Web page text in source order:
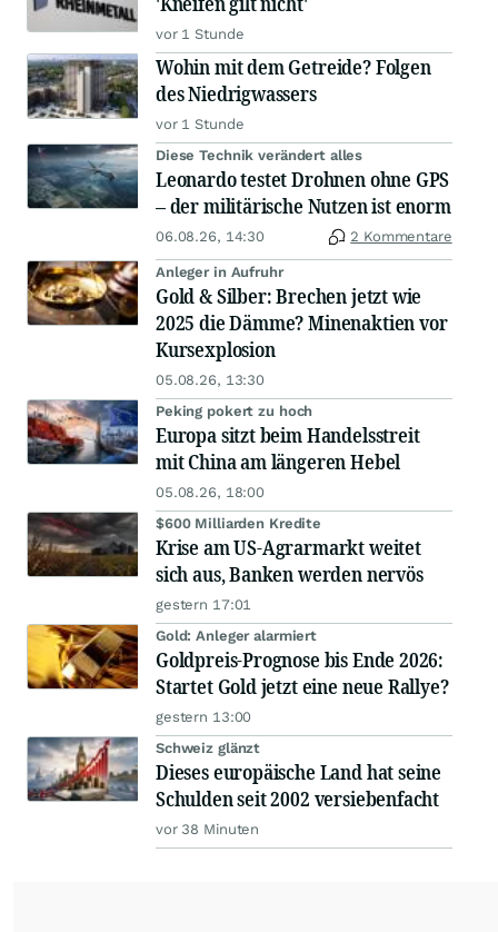
vor 1 Stunde
Wohin mit dem Getreide? Folgen
des Niedrigwassers
vor 1 Stunde
Diese Technik verändert alles
Leonardo testet Drohnen ohne GPS
– der militärische Nutzen ist enorm
06.08.26, 14:30 2 Kommentare
Anleger in Aufruhr
Gold & Silber: Brechen jetzt wie
2025 die Dämme? Minenaktien vor
Kursexplosion
05.08.26, 13:30
Peking pokert zu hoch
Europa sitzt beim Handelsstreit
mit China am längeren Hebel
05.08.26, 18:00
$600 Milliarden Kredite
Krise am US-Agrarmarkt weitet
sich aus, Banken werden nervös
gestern 17:01
Gold: Anleger alarmiert
Goldpreis-Prognose bis Ende 2026:
Startet Gold jetzt eine neue Rallye?
gestern 13:00
Schweiz glänzt
Dieses europäische Land hat seine
Schulden seit 2002 versiebenfacht
vor 38 Minuten